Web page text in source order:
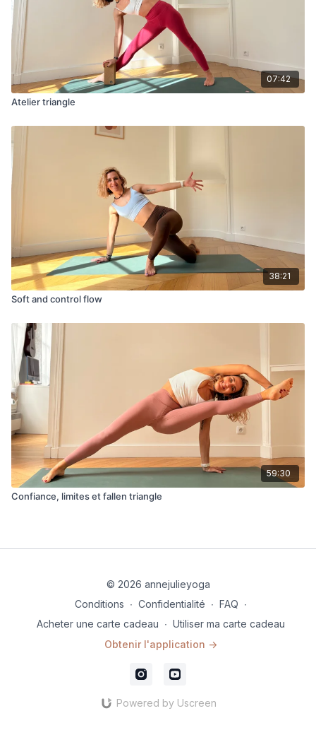
07:42
Atelier triangle
38:21
Soft and control flow
59:30
Confiance, limites et fallen triangle
© 2026 annejulieyoga
Conditions ∙ Confidentialité ∙ FAQ ∙
Acheter une carte cadeau ∙ Utiliser ma carte cadeau
Obtenir l'application ->
Powered by Uscreen